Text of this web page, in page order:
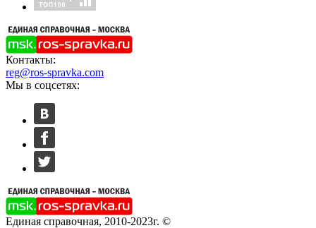
Контакты:
reg@ros-spravka.com
Мы в соцсетях:
Единая справочная, 2010-2023г. ©